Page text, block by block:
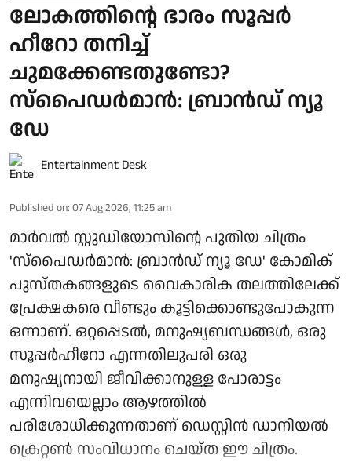
ലോകത്തിന്റെ ഭാരം സൂപ്പർ
ഹീറോ തനിച്ച്
ചുമക്കേണ്ടതുണ്ടോ?
സ്പൈഡർമാൻ: ബ്രാൻഡ് ന്യൂ
ഡേ
Entertainment Desk
Published on: 07 Aug 2026, 11:25 am
മാർവൽ സ്റ്റുഡിയോസിന്റെ പുതിയ ചിത്രം
'സ്പൈഡർമാൻ: ബ്രാൻഡ് ന്യൂ ഡേ' കോമിക്
പുസ്തകങ്ങളുടെ വൈകാരിക തലത്തിലേക്ക്
പ്രേക്ഷകരെ വീണ്ടും കൂട്ടിക്കൊണ്ടുപോകുന്ന
ഒന്നാണ്. ഒറ്റപ്പെടൽ, മനുഷ്യബന്ധങ്ങൾ, ഒരു
സൂപ്പർഹീറോ എന്നതിലുപരി ഒരു
മനുഷ്യനായി ജീവിക്കാനുള്ള പോരാട്ടം
എന്നിവയെല്ലാം ആഴത്തിൽ
പരിശോധിക്കുന്നതാണ് ഡെസ്റ്റിൻ ഡാനിയൽ
ക്രെറ്റൺ സംവിധാനം ചെയ്ത ഈ ചിത്രം.